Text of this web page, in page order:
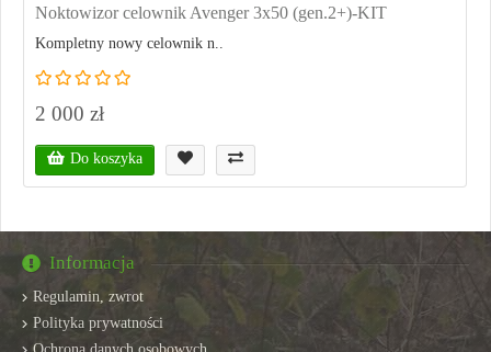
Noktowizor celownik Avenger 3x50 (gen.2+)-KIT
Kompletny nowy celownik n..
2 000 zł
Do koszyka
Informacja
Regulamin, zwrot
Polityka prywatności